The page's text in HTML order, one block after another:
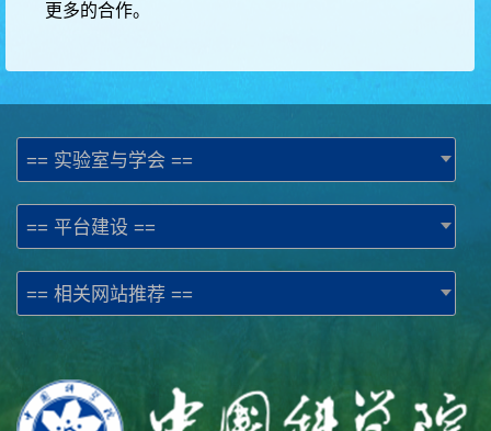
更多的合作。
== 实验室与学会 ==
== 平台建设 ==
== 相关网站推荐 ==